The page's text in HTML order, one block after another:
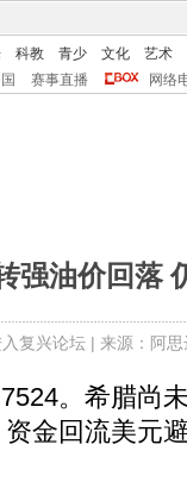
科教 青少 文化
艺术
赛事直播 网络
强油价回落
复兴论坛| 来源：阿
。希腊尚
金回流美元